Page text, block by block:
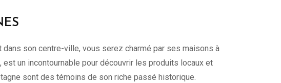
dans son centre-ville, vous serez charmé par ses maisons à
un incontournable pour découvrir les produits locaux et
sont des témoins de son riche passé historique.